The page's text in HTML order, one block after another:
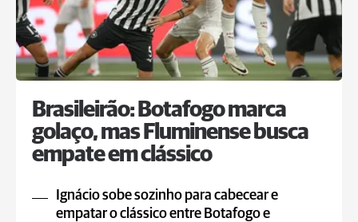
Brasileirão: Botafogo marca
golaço, mas Fluminense busca
empate em clássico
Ignácio sobe sozinho para cabecear e
empatar o clássico entre Botafogo e